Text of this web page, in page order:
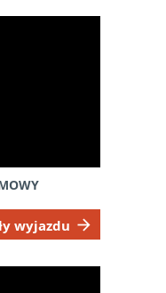
wyjazdu